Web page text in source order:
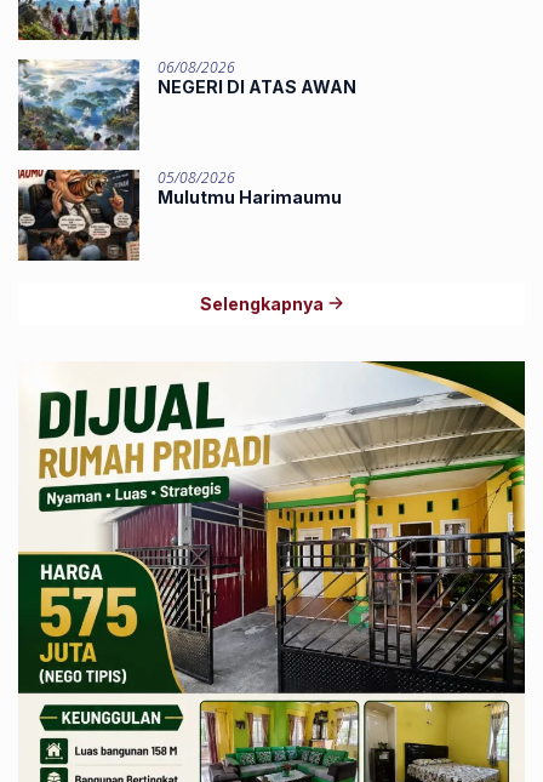
06/08/2026
NEGERI DI ATAS AWAN
05/08/2026
Mulutmu Harimaumu
Selengkapnya